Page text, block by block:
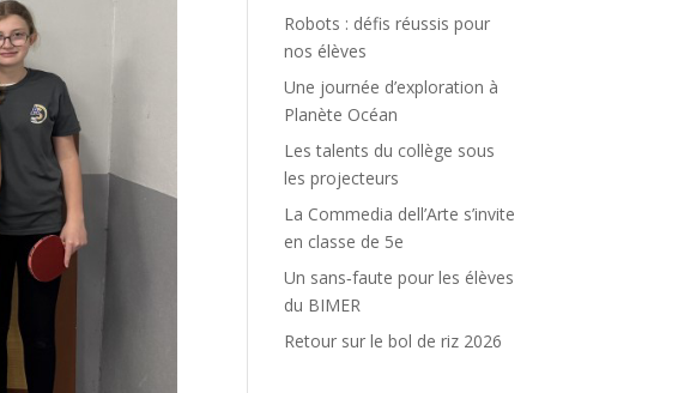
Robots : défis réussis pour
nos élèves
Une journée d’exploration à
Planète Océan
Les talents du collège sous
les projecteurs
La Commedia dell’Arte s’invite
en classe de 5e
Un sans‑faute pour les élèves
du BIMER
Retour sur le bol de riz 2026